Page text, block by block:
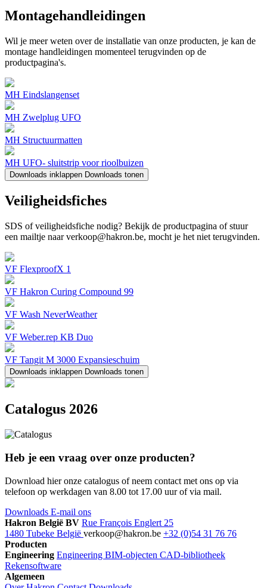
Montagehandleidingen
Wil je meer weten over de installatie van onze producten, je kan de
montage handleidingen momenteel terugvinden op de
productpagina's.
MH Eindslangenset
MH Zwelplug UFO
MH Structuurmatten
MH UFO- sluitstrip voor rioolbuizen
Downloads inklappen Downloads tonen
Veiligheidsfiches
SDS of veiligheidsfiche nodig? Bekijk de productpagina of stuur
een mailtje naar verkoop@hakron.be, mocht je het niet terugvinden.
VF FlexproofX 1
VF Hakron Curing Compound 99
VF Wash NeverWeather
VF Weber.rep KB Duo
VF Tangit M 3000 Expansieschuim
Downloads inklappen Downloads tonen
Catalogus 2026
Heb je een vraag over onze producten?
Download hier onze catalogus of neem contact met ons op via
telefoon op werkdagen van 8.00 tot 17.00 uur of via mail.
Downloads E-mail ons
Hakron België BV Rue François Englert 25
1480 Tubeke België verkoop@hakron.be +32 (0)54 31 76 76
Producten
Engineering Engineering BIM-objecten CAD-bibliotheek
Rekensoftware
Algemeen